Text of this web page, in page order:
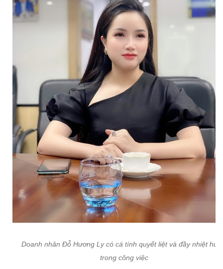
Doanh nhân Đỗ Hương Ly có cá tính quyết liệt và đầy nhiệt
trong công việc